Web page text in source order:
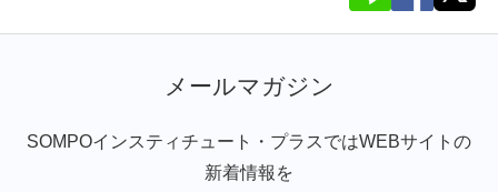
メールマガジン
SOMPOインスティチュート・プラスではWEBサイトの
新着情報を